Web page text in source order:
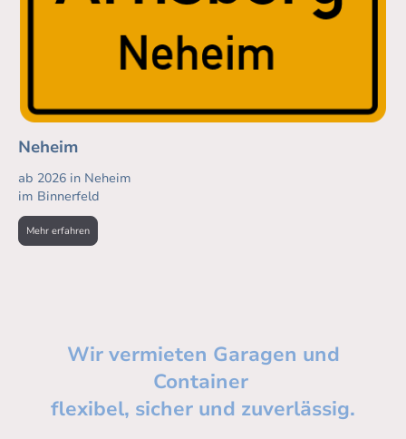
Neheim
ab 2026 in Neheim
im Binnerfeld
Mehr erfahren
Wir vermieten Garagen und
Container
flexibel, sicher und zuverlässig.